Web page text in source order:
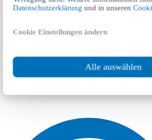
Datenschutzerklärung und in unseren
Cookie Einstellungen ändern
Alle auswählen